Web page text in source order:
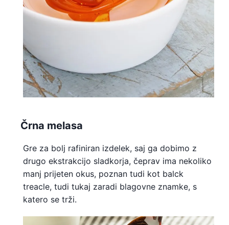
Črna melasa
Gre za bolj rafiniran izdelek, saj ga dobimo z
drugo ekstrakcijo sladkorja, čeprav ima nekoliko
manj prijeten okus, poznan tudi kot balck
treacle, tudi tukaj zaradi blagovne znamke, s
katero se trži.